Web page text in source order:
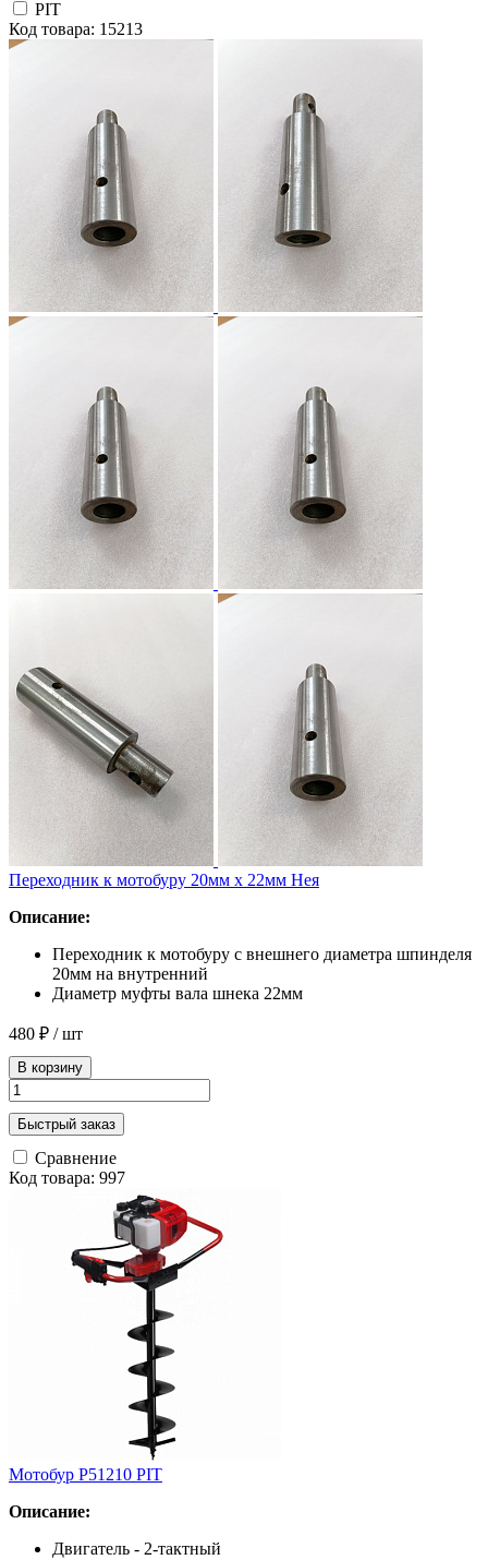
PIT
Код товара: 15213
Переходник к мотобуру 20мм х 22мм Нея
Описание:
Переходник к мотобуру с внешнего диаметра шпинделя
20мм на внутренний
Диаметр муфты вала шнека 22мм
480 ₽ / шт
В корзину
Быстрый заказ
Сравнение
Код товара: 997
Мотобур P51210 PIT
Описание:
Двигатель - 2-тактный